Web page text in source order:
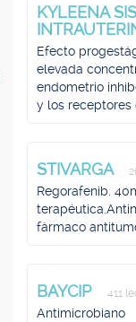
KYLEENA
Efecto
elevada
endometrio
y los receptores
STIVARGA
Regorafenib.
fármaco
BAYCIP 411
Antimicrobiano